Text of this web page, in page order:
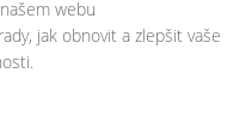
webu
jak obnovit a zlepšit vaše